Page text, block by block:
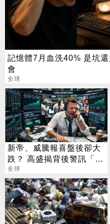
記憶體7月血洗40% 是坑
會
全球
新帝、威騰報喜盤後卻大
跌？ 高盛揭背後警訊「恐
傷到美光」
全球